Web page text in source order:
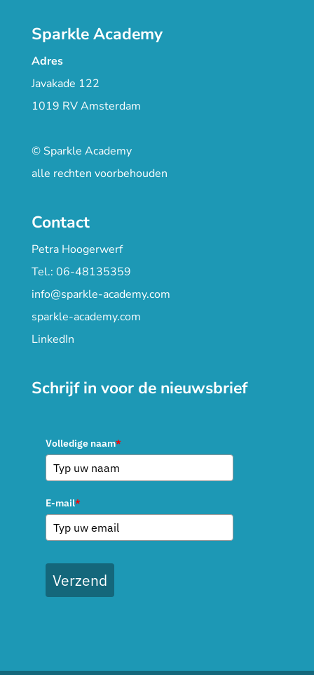
Sparkle Academy
Adres
Javakade 122
1019 RV Amsterdam
© Sparkle Academy
alle rechten voorbehouden
Contact
Petra Hoogerwerf
Tel.: 06-48135359
info@sparkle-academy.com
sparkle-academy.com
LinkedIn
Schrijf in voor de nieuwsbrief
Volledige naam*
E-mail*
Verzend